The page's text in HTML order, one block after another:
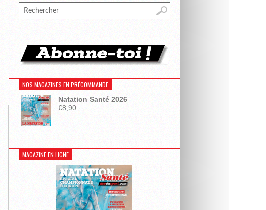
NOS MAGAZINES EN PRÉCOMMANDE
Natation Santé 2026
€8,90
MAGAZINE EN LIGNE